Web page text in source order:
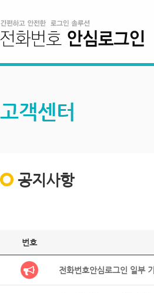
고객센터
공지사항
번호
전화번호안심로그인 일부